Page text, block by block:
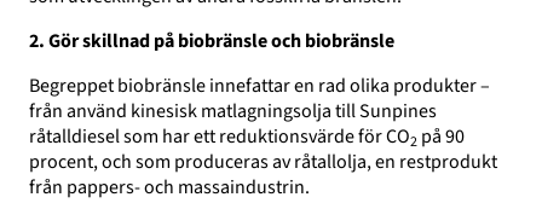
2. Gör skillnad på biobränsle och biobränsle
Begreppet biobränsle innefattar en rad olika produkter –
från använd kinesisk matlagningsolja till Sunpines
råtalldiesel som har ett reduktionsvärde för CO2 på 90
procent, och som produceras av råtallolja, en restprodukt
från pappers- och massaindustrin.